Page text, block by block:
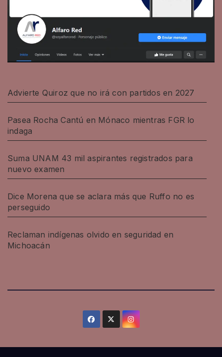
Advierte Quiroz que no irá con partidos en 2027
Pasea Rocha Cantú en Mónaco mientras FGR lo
indaga
Suma UNAM 43 mil aspirantes registrados para
nuevo examen
Dice Morena que se aclara más que Ruffo no es
perseguido
Reclaman indígenas olvido en seguridad en
Michoacán